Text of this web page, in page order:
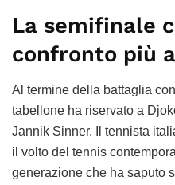
La semifinale
confronto più
Al termine della battaglia
tabellone ha riservato a
Jannik Sinner. Il tennista
il volto del tennis
generazione che ha saputo